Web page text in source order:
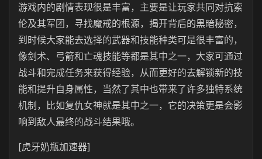
游戏内的剧情表现很是丰富，主要是让玩家共同对抗索
伦及其军团，寻找魔戒的根源，揭开背后的黑暗秘密，
到时候大家能去选择的武器和技能种类可是很丰富的，
像剑术、弓箭和亡魂技能等都是其中之一，大家可通过
战斗和完成任务来获得经验，从而更好的去解锁新的技
能和提升自身属性，当然了其中也带来了许多独特系统
机制，比如复仇女神就是其中之一，它的决策更是会影
响到敌人最终的战斗结果哦。
[虎牙奶瓶加速器]